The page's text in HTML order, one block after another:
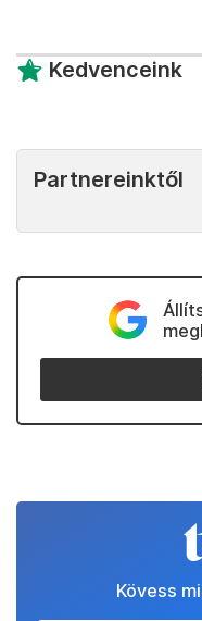
Kedvenceink
Partnereinktől
Kövess